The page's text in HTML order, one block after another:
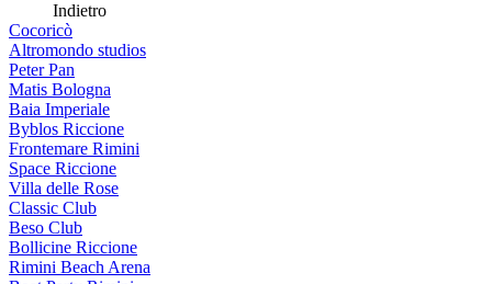
Indietro
Cocoricò
Altromondo studios
Peter Pan
Matis Bologna
Baia Imperiale
Byblos Riccione
Frontemare Rimini
Space Riccione
Villa delle Rose
Classic Club
Beso Club
Bollicine Riccione
Rimini Beach Arena